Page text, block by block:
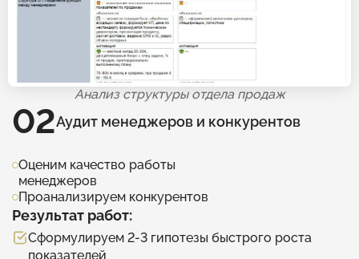
Анализ структуры отдела продаж
02Аудит менеджеров и конкурентов
Оценим качество работы
менеджеров
Проанализируем конкурентов
Результат работ:
Сформулируем 2-3 гипотезы быстрого роста
показателей